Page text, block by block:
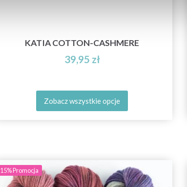
KATIA COTTON-CASHMERE
39,95 zł
Zobacz wszystkie opcje
15%Promocja